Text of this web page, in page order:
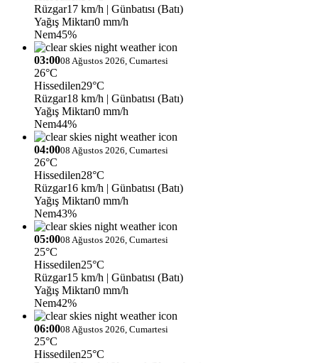
Rüzgar17 km/h | Günbatısı (Batı)
Yağış Miktarı0 mm/h
Nem45%
03:0008 Ağustos 2026, Cumartesi
26°C
Hissedilen29°C
Rüzgar18 km/h | Günbatısı (Batı)
Yağış Miktarı0 mm/h
Nem44%
04:0008 Ağustos 2026, Cumartesi
26°C
Hissedilen28°C
Rüzgar16 km/h | Günbatısı (Batı)
Yağış Miktarı0 mm/h
Nem43%
05:0008 Ağustos 2026, Cumartesi
25°C
Hissedilen25°C
Rüzgar15 km/h | Günbatısı (Batı)
Yağış Miktarı0 mm/h
Nem42%
06:0008 Ağustos 2026, Cumartesi
25°C
Hissedilen25°C